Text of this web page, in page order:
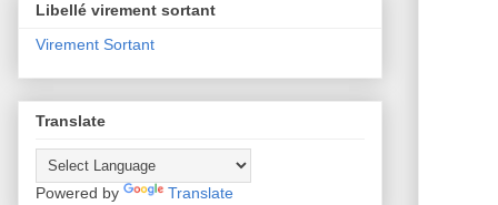
Libellé virement sortant
Virement Sortant
Translate
Powered by Translate